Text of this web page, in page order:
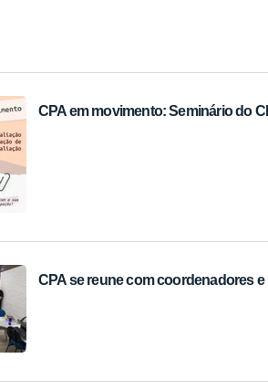
CPA em movimento: Seminário do
CPA se reune com coordenadores